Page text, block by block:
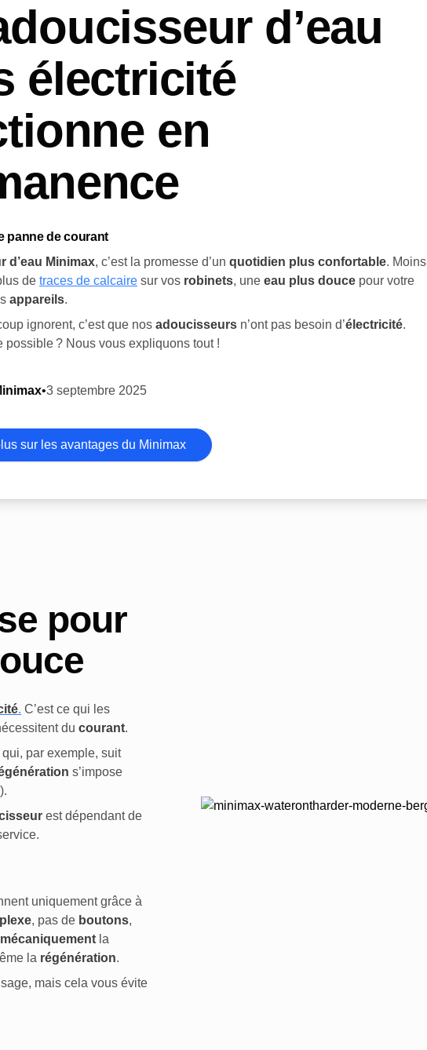
d’eau
électricité
en
panne de courant
d’eau Minimax, c’est la promesse d’un quotidien plus confortable. Moins
de traces de calcaire sur vos robinets, une eau plus douce pour votre
appareils.
ignorent, c’est que nos adoucisseurs n’ont pas besoin d’électricité.
possible ? Nous vous expliquons tout !
•3 septembre 2025
sur les avantages du Minimax
pour
. C’est ce qui les
du courant.
qui, par exemple, suit
s’impose
).
est dépendant de
uniquement grâce à
, pas de boutons,
mécaniquement la
la régénération.
mais cela vous évite